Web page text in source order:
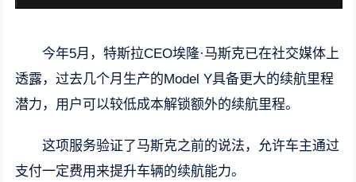
今年5月，特斯拉CEO埃隆·马斯克已在社交媒体上
透露，过去几个月生产的Model Y具备更大的续航里程
潜力，用户可以较低成本解锁额外的续航里程。
这项服务验证了马斯克之前的说法，允许车主通过
支付一定费用来提升车辆的续航能力。